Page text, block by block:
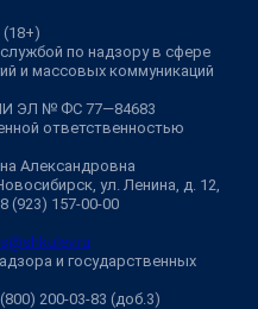
по надзору в сфере
и массовых коммуникаций
ЭЛ № ФС 77—84683
ответственностью
Александровна
ул. Ленина, д. 12,
(923) 157-00-00
и государственных
(800) 200-03-83 (доб.3)